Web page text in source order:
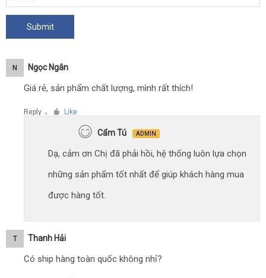
N Ngọc Ngân
Giá rẻ, sản phẩm chất lượng, mình rất thích!
Reply ● Like
Cẩm Tú ADMIN
Dạ, cảm ơn Chị đã phải hồi, hệ thống luôn lựa chọn
những sản phẩm tốt nhất để giúp khách hàng mua
được hàng tốt.
T Thanh Hải
Có ship hàng toàn quốc không nhỉ?